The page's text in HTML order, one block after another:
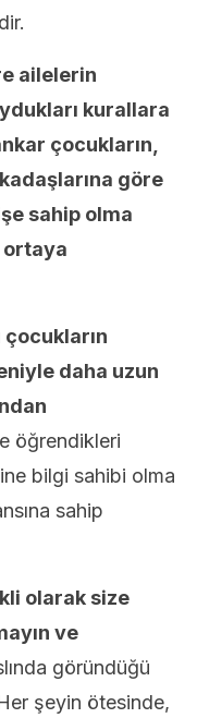
ailelerin
kurallara
çocukların,
göre
sahip olma
ortaya
çocukların
daha uzun
öğrendikleri
bilgi sahibi olma
sahip
olarak size
ve
göründüğü
şeyin ötesinde,